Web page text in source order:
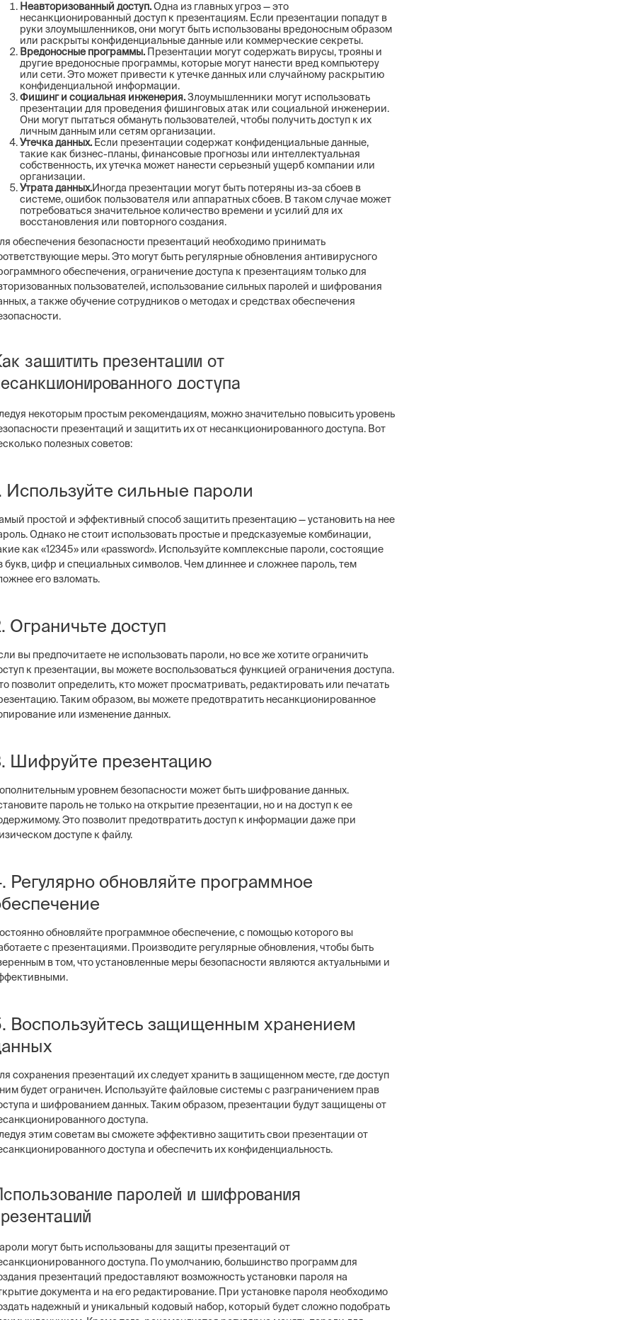
Неавторизованный доступ.Одна из главных угроз — это
несанкционированный доступ к презентациям. Если презентации попадут в
руки злоумышленников, они могут быть использованы вредоносным образом
или раскрыты конфиденциальные данные или коммерческие секреты.
Вредоносные программы. Презентации могут содержать вирусы, трояны и
другие вредоносные программы, которые могут нанести вред компьютеру
или сети. Это может привести к утечке данных или случайному раскрытию
конфиденциальной информации.
Фишинг и социальная инженерия.Злоумышленники могут использовать
презентации для проведения фишинговых атак или социальной инженерии.
Они могут пытаться обмануть пользователей, чтобы получить доступ к их
личным данным или сетям организации.
Утечка данных. Если презентации содержат конфиденциальные данные,
такие как бизнес-планы, финансовые прогнозы или интеллектуальная
собственность, их утечка может нанести серьезный ущерб компании или
организации.
Утрата данных.Иногда презентации могут быть потеряны из-за сбоев в
системе, ошибок пользователя или аппаратных сбоев. В таком случае может
потребоваться значительное количество времени и усилий для их
восстановления или повторного создания.
обеспечения безопасности презентаций необходимо принимать
меры. Это могут быть регулярные обновления антивирусного
обеспечения, ограничение доступа к презентациям только для
пользователей, использование сильных паролей и шифрования
а также обучение сотрудников о методах и средствах обеспечения
защитить презентации от
доступа
некоторым простым рекомендациям, можно значительно повысить уровень
презентаций и защитить их от несанкционированного доступа. Вот
полезных советов:
Используйте сильные пароли
простой и эффективный способ защитить презентацию — установить на нее
Однако не стоит использовать простые и предсказуемые комбинации,
как «12345» или «password». Используйте комплексные пароли, состоящие
букв, цифр и специальных символов. Чем длиннее и сложнее пароль, тем
его взломать.
Ограничьте доступ
вы предпочитаете не использовать пароли, но все же хотите ограничить
к презентации, вы можете воспользоваться функцией ограничения доступа.
позволит определить, кто может просматривать, редактировать или печатать
Таким образом, вы можете предотвратить несанкционированное
или изменение данных.
Шифруйте презентацию
уровнем безопасности может быть шифрование данных.
пароль не только на открытие презентации, но и на доступ к ее
Это позволит предотвратить доступ к информации даже при
доступе к файлу.
Регулярно обновляйте программное
обновляйте программное обеспечение, с помощью которого вы
с презентациями. Производите регулярные обновления, чтобы быть
в том, что установленные меры безопасности являются актуальными и
Воспользуйтесь защищенным хранением
сохранения презентаций их следует хранить в защищенном месте, где доступ
будет ограничен. Используйте файловые системы с разграничением прав
и шифрованием данных. Таким образом, презентации будут защищены от
доступа.
этим советам вы сможете эффективно защитить свои презентации от
доступа и обеспечить их конфиденциальность.
паролей и шифрования
могут быть использованы для защиты презентаций от
доступа. По умолчанию, большинство программ для
презентаций предоставляют возможность установки пароля на
документа и на его редактирование. При установке пароля необходимо
надежный и уникальный кодовый набор, который будет сложно подобрать